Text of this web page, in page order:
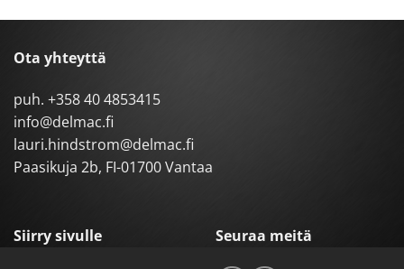
Ota yhteyttä
puh. +358 40 4853415
info@delmac.fi
lauri.hindstrom@delmac.fi
Paasikuja 2b, FI-01700 Vantaa
Siirry sivulle Seuraa meitä